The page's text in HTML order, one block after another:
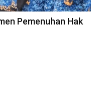
Pemenuhan Hak